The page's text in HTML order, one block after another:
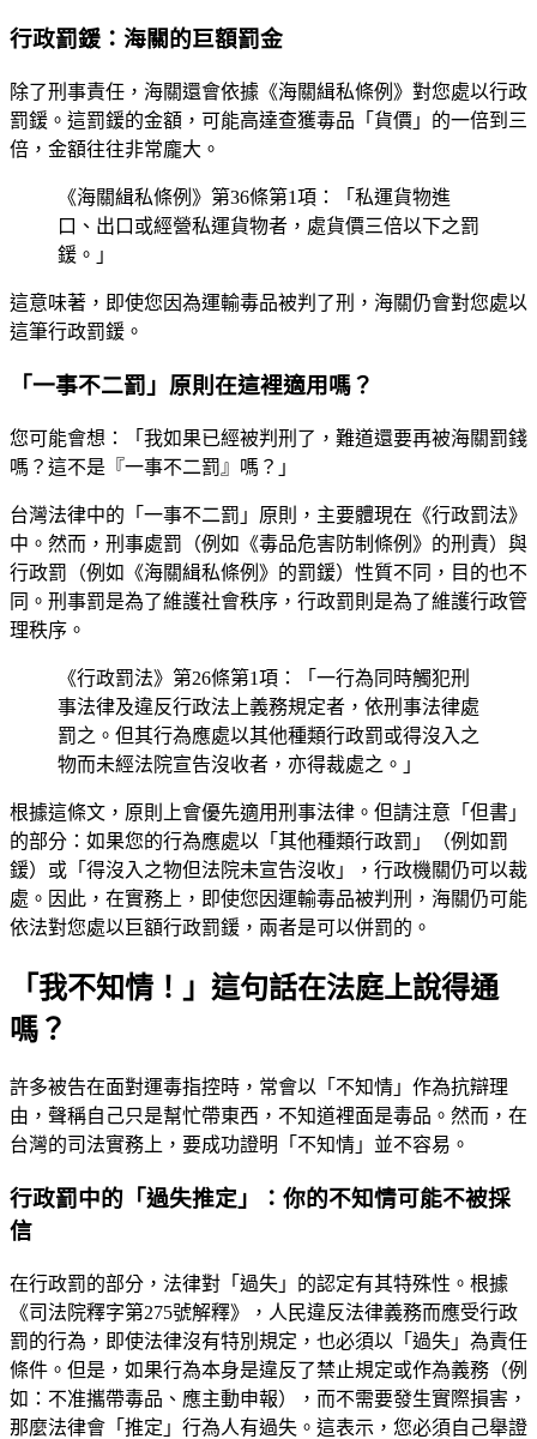
行政罰鍰：海關的巨額罰金
除了刑事責任，海關還會依據《海關緝私條例》對您處以行政
罰鍰。這罰鍰的金額，可能高達查獲毒品「貨價」的一倍到三
倍，金額往往非常龐大。
《海關緝私條例》第36條第1項：「私運貨物進
口、出口或經營私運貨物者，處貨價三倍以下之罰
鍰。」
這意味著，即使您因為運輸毒品被判了刑，海關仍會對您處以
這筆行政罰鍰。
「一事不二罰」原則在這裡適用嗎？
您可能會想：「我如果已經被判刑了，難道還要再被海關罰錢
嗎？這不是『一事不二罰』嗎？」
台灣法律中的「一事不二罰」原則，主要體現在《行政罰法》
中。然而，刑事處罰（例如《毒品危害防制條例》的刑責）與
行政罰（例如《海關緝私條例》的罰鍰）性質不同，目的也不
同。刑事罰是為了維護社會秩序，行政罰則是為了維護行政管
理秩序。
《行政罰法》第26條第1項：「一行為同時觸犯刑
事法律及違反行政法上義務規定者，依刑事法律處
罰之。但其行為應處以其他種類行政罰或得沒入之
物而未經法院宣告沒收者，亦得裁處之。」
根據這條文，原則上會優先適用刑事法律。但請注意「但書」
的部分：如果您的行為應處以「其他種類行政罰」（例如罰
鍰）或「得沒入之物但法院未宣告沒收」，行政機關仍可以裁
處。因此，在實務上，即使您因運輸毒品被判刑，海關仍可能
依法對您處以巨額行政罰鍰，兩者是可以併罰的。
「我不知情！」這句話在法庭上說得通
嗎？
許多被告在面對運毒指控時，常會以「不知情」作為抗辯理
由，聲稱自己只是幫忙帶東西，不知道裡面是毒品。然而，在
台灣的司法實務上，要成功證明「不知情」並不容易。
行政罰中的「過失推定」：你的不知情可能不被採
信
在行政罰的部分，法律對「過失」的認定有其特殊性。根據
《司法院釋字第275號解釋》，人民違反法律義務而應受行政
罰的行為，即使法律沒有特別規定，也必須以「過失」為責任
條件。但是，如果行為本身是違反了禁止規定或作為義務（例
如：不准攜帶毒品、應主動申報），而不需要發生實際損害，
那麼法律會「推定」行為人有過失。這表示，您必須自己舉證